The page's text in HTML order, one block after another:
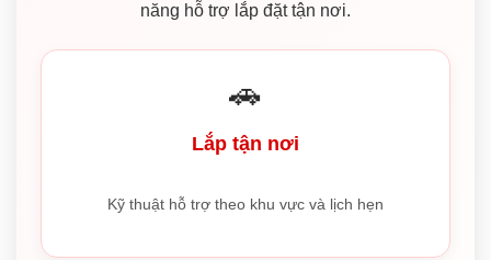
năng hỗ trợ lắp đặt tận nơi.
🚗
Lắp tận nơi
Kỹ thuật hỗ trợ theo khu vực và lịch hẹn